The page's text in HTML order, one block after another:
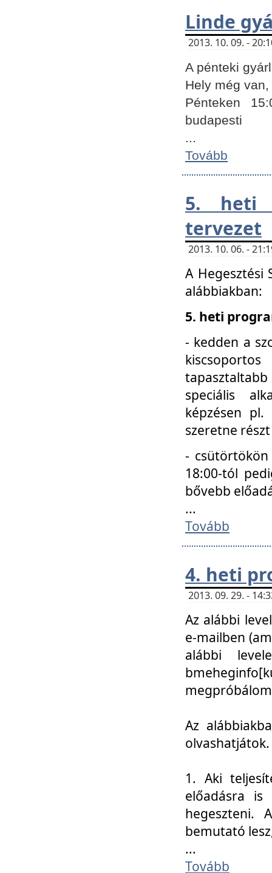
Linde
2013. 10. 09. -
A pénteki
Hely még
Pénteken
budapesti
...
Tovább
5. heti
tervezet
2013. 10. 06. -
A Hegesztési
alábbiakban:
5. heti
- kedden a
speciális
képzésen
szeretne
- csütörtökön
18:00-tól
bővebb
...
Tovább
4. heti
2013. 09. 29. -
Az alábbi
e-mailben
alábbi
Az
olvashatjátok.
1. Aki
előadásra
hegeszteni.
bemutató
...
Tovább